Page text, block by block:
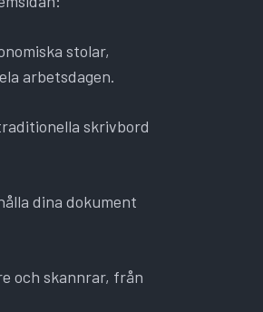
stolar,
arbetsdagen.
skrivbord
dina dokument
och skannrar, från